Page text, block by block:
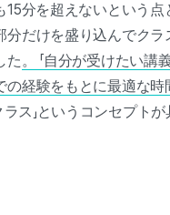
15分を超えないという
分だけを盛り込んでク
た。 「自分が受けたい講
経験をもとに最適な時
ラス」というコンセプト